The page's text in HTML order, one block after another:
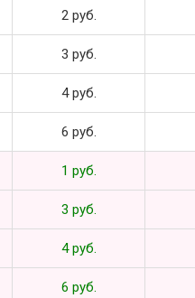
2 руб.
3 руб.
4 руб.
6 руб.
1 руб.
3 руб.
4 руб.
6 руб.